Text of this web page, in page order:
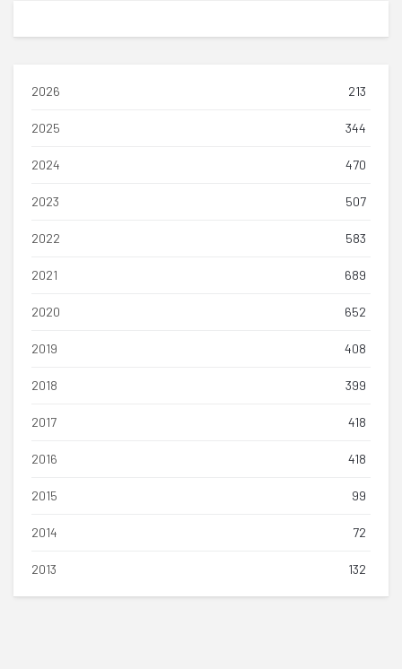
2026 213
2025 344
2024 470
2023 507
2022 583
2021 689
2020 652
2019 408
2018 399
2017 418
2016 418
2015 99
2014 72
2013 132